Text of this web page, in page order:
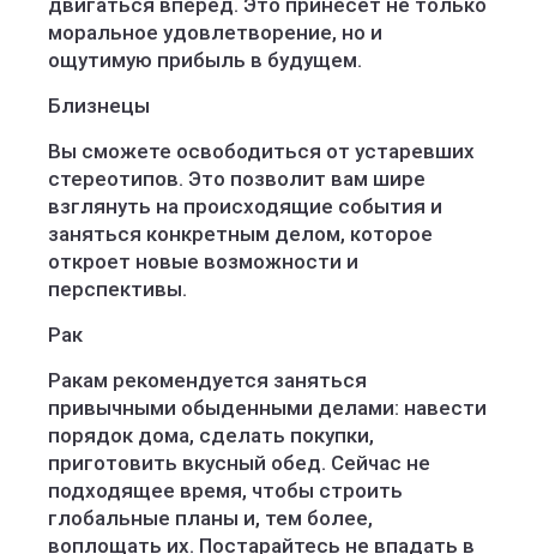
двигаться вперед. Это принесет не только
моральное удовлетворение, но и
ощутимую прибыль в будущем.
Близнецы
Вы сможете освободиться от устаревших
стереотипов. Это позволит вам шире
взглянуть на происходящие события и
заняться конкретным делом, которое
откроет новые возможности и
перспективы.
Рак
Ракам рекомендуется заняться
привычными обыденными делами: навести
порядок дома, сделать покупки,
приготовить вкусный обед. Сейчас не
подходящее время, чтобы строить
глобальные планы и, тем более,
воплощать их. Постарайтесь не впадать в